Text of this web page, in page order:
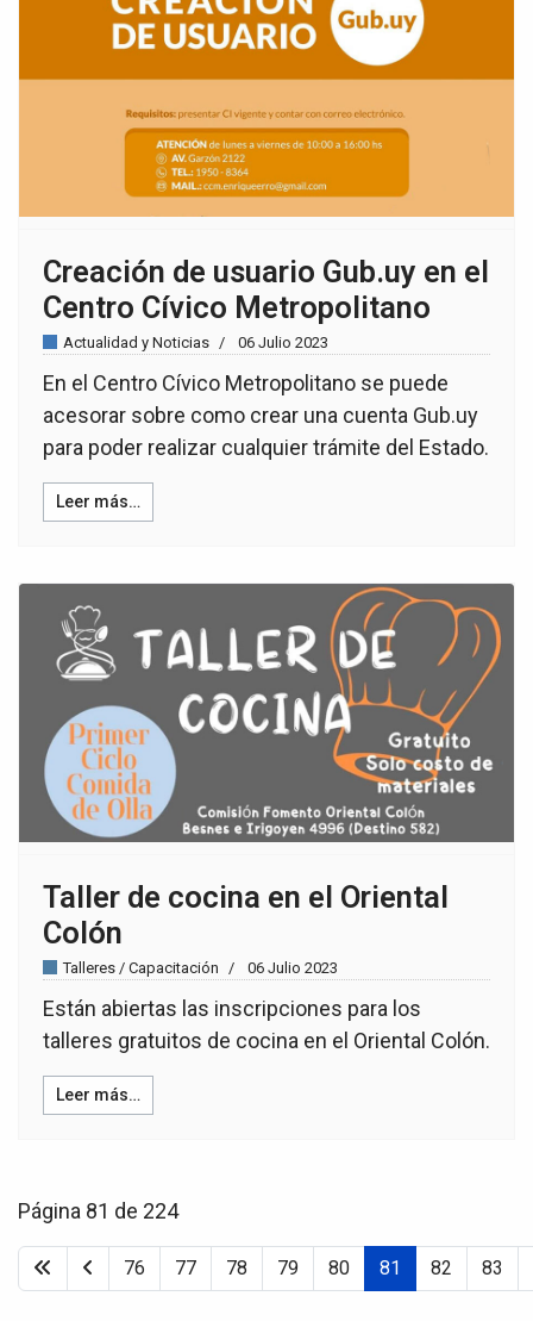
Creación de usuario Gub.uy en el
Centro Cívico Metropolitano
Actualidad y Noticias 06 Julio 2023
En el Centro Cívico Metropolitano se puede
acesorar sobre como crear una cuenta Gub.uy
para poder realizar cualquier trámite del Estado.
Leer más…
Taller de cocina en el Oriental
Colón
Talleres / Capacitación 06 Julio 2023
Están abiertas las inscripciones para los
talleres gratuitos de cocina en el Oriental Colón.
Leer más…
Página 81 de 224
76 77 78 79 80 81 82 83